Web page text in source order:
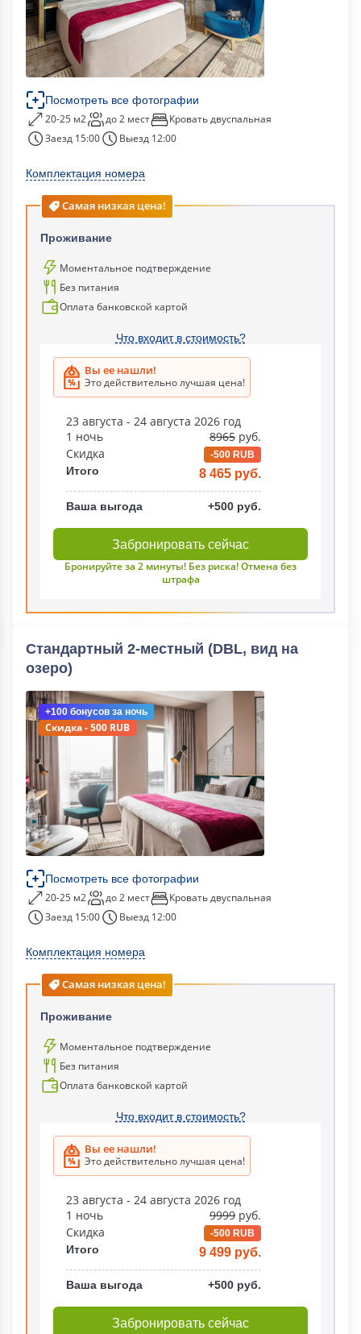
Посмотреть все фотографии
20-25 м2 до 2 мест
Кровать двуспальная
Заезд 15:00
Выезд 12:00
Комплектация номера
Самая низкая цена!
Проживание
Моментальное подтверждение
Без питания
Оплата банковской картой
Что входит в стоимость?
Вы ее нашли!
Это действительно лучшая цена!
23 августа - 24 августа 2026 год
1 ночь
8965 руб.
Скидка
-500 RUB
Итого 8 465 руб.
Ваша выгода +500 руб.
Забронировать сейчас
Бронируйте за 2 минуты! Без риска! Отмена без
штрафа
Стандартный 2-местный (DBL, вид на
озеро)
+100 бонусов за ночь
Скидка - 500 RUB
Посмотреть все фотографии
20-25 м2 до 2 мест
Кровать двуспальная
Заезд 15:00
Выезд 12:00
Комплектация номера
Самая низкая цена!
Проживание
Моментальное подтверждение
Без питания
Оплата банковской картой
Что входит в стоимость?
Вы ее нашли!
Это действительно лучшая цена!
23 августа - 24 августа 2026 год
1 ночь
9999 руб.
Скидка
-500 RUB
Итого 9 499 руб.
Ваша выгода +500 руб.
Забронировать сейчас